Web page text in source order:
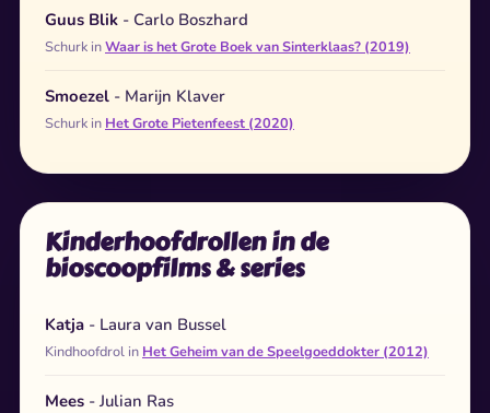
Guus Blik - Carlo Boszhard
Schurk inWaar is het Grote Boek van Sinterklaas? (2019)
Smoezel - Marijn Klaver
Schurk in Het Grote Pietenfeest (2020)
Kinderhoofdrollen in de
bioscoopfilms & series
Katja - Laura van Bussel
Kindhoofdrol in Het Geheim van de Speelgoeddokter (2012)
Mees - Julian Ras